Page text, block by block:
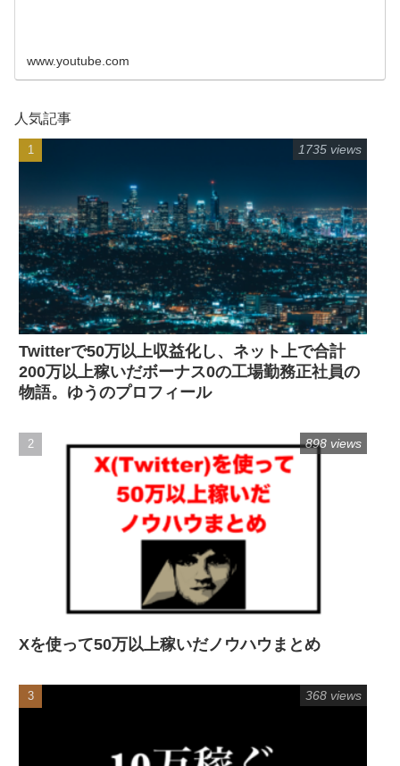
www.youtube.com
人気記事
Twitterで50万以上収益化し、ネット上で合計
200万以上稼いだボーナス0の工場勤務正社員の
物語。ゆうのプロフィール
1735 views
Xを使って50万以上稼いだノウハウまとめ
898 views
368 views